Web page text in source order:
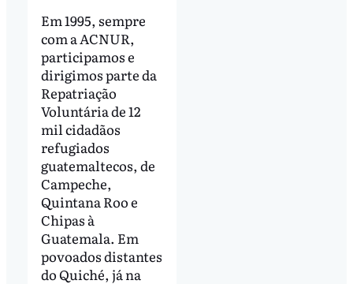
Em 1995, sempre
com a ACNUR,
participamos e
dirigimos parte da
Repatriação
Voluntária de 12
mil cidadãos
refugiados
guatemaltecos, de
Campeche,
Quintana Roo e
Chipas à
Guatemala. Em
povoados distantes
do Quiché, já na